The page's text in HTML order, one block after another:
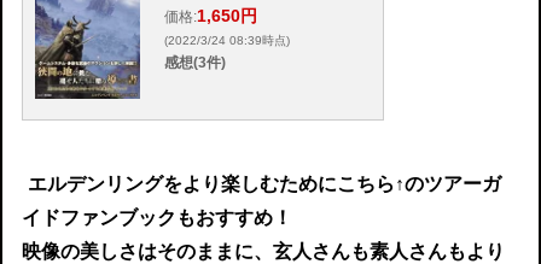
価格:1,650円
(2022/3/24 08:39時点)
感想(3件)
エルデンリングをより楽しむためにこちら↑のツアーガ
イドファンブックもおすすめ！
映像の美しさはそのままに、玄人さんも素人さんもより